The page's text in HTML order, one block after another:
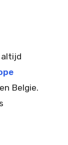
altijd
Belgie.